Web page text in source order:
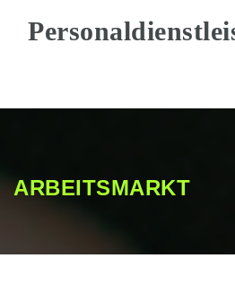
ARBEITSMARKT